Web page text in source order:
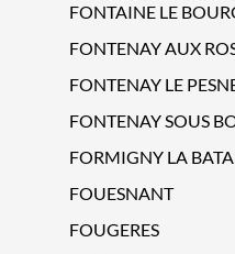
FONTAINE LE
FONTENAY AUX
FONTENAY LE
FONTENAY SOUS
FORMIGNY LA
FOUESNANT
FOUGERES